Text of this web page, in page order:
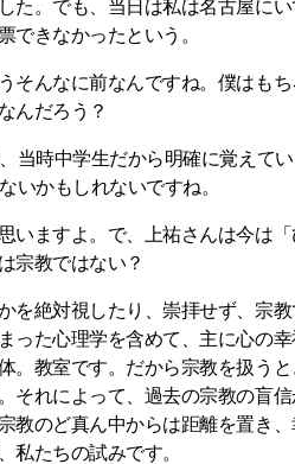
た。でも、当日は私は名古屋に
できなかったという。
そんなに前なんですね。僕はも
んだろう？
当時中学生だから明確に覚えて
いかもしれないですね。
いますよ。で、上祐さんは今は
宗教ではない？
を絶対視したり、崇拝せず、宗
った心理学を含めて、主に心の
。教室です。だから宗教を扱う
それによって、過去の宗教の盲
教のど真ん中からは距離を置き
私たちの試みです。